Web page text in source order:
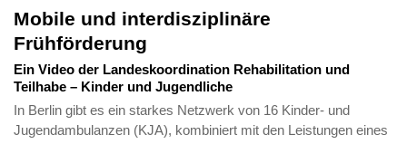
Mobile und interdisziplinäre
Frühförderung
Ein Video der Landeskoordination Rehabilitation und
Teilhabe – Kinder und Jugendliche
In Berlin gibt es ein starkes Netzwerk von 16 Kinder- und
Jugendambulanzen (KJA), kombiniert mit den Leistungen eines